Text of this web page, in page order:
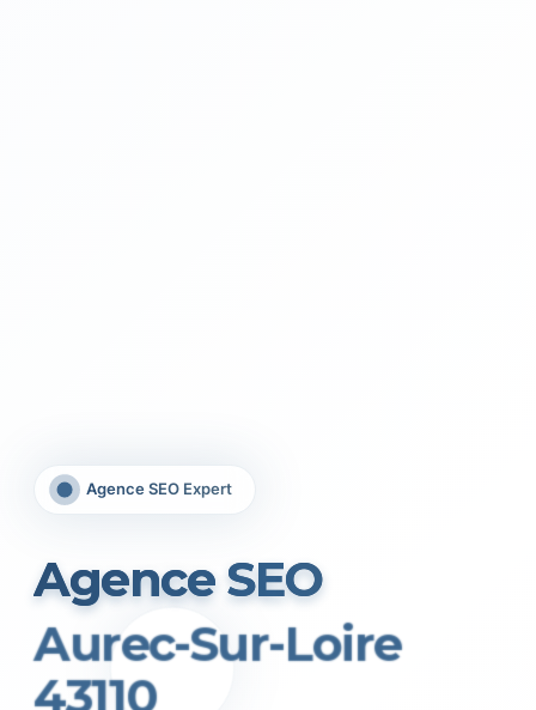
Agence SEO Expert
Agence SEO
Aurec-Sur-Loire
43110